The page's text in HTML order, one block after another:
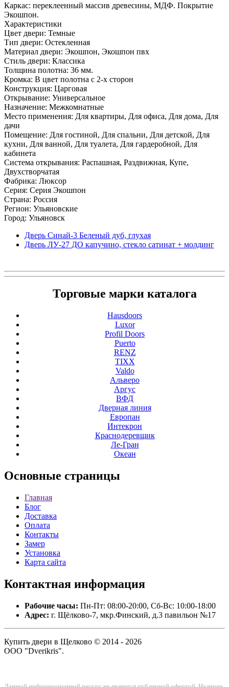
Каркас: переклеенный массив древесины, МДФ. Покрытие
Экошпон.
Характеристики
Цвет двери: Темные
Тип двери: Остекленная
Материал двери: Экошпон, Экошпон пвх
Стиль двери: Классика
Толщина полотна: 36 мм.
Кромка: В цвет полотна с 2-х сторон
Конструкция: Царговая
Открывание: Универсальное
Назначение: Межкомнатные
Место применения: Для квартиры, Для офиса, Для дома, Для
дачи
Помещение: Для гостиной, Для спальни, Для детской, Для
кухни, Для ванной, Для туалета, Для гардеробной, Для
кабинета
Система открывания: Распашная, Раздвижная, Купе,
Двухстворчатая
Фабрика: Люксор
Серия: Серия Экошпон
Страна: Россия
Регион: Ульяновские
Город: Ульяновск
Дверь Синай-3 Беленый дуб, глухая
Дверь ЛУ-27 ДО капучино, стекло сатинат + молдинг
Торговые марки каталога
Hausdoors
Luxor
Profil Doors
Puerto
RENZ
TIXX
Valdo
Альверо
Аргус
ВФД
Дверная линия
Европан
Интекрон
Краснодеревщик
Ле-Гран
Океан
Основные страницы
Главная
Блог
Доставка
Оплата
Контакты
Замер
Установка
Карта сайта
Контактная информация
Рабочие часы: Пн-Пт: 08:00-20:00, Сб-Вс: 10:00-18:00
Адрес: г. Щёлково-7, мкр.Финский, д.3 павильон №17
Купить двери в Щелково © 2014 - 2026
ООО "Dverikris".